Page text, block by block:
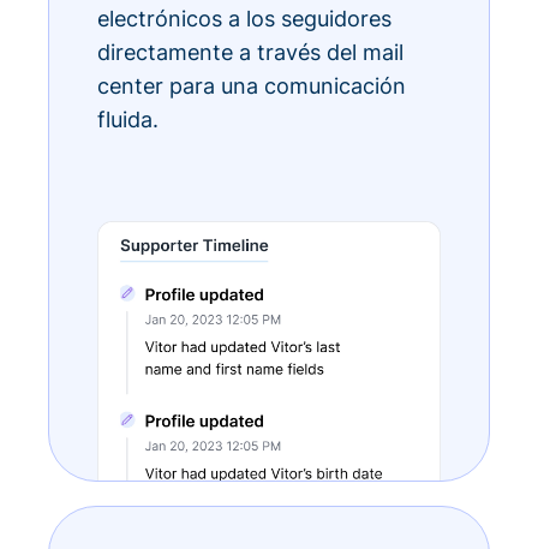
electrónicos a los seguidores
directamente a través del mail
center para una comunicación
fluida.